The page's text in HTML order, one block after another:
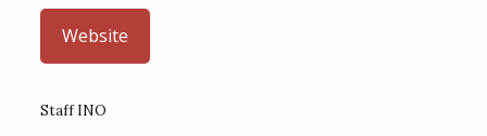
Website
Staff INO